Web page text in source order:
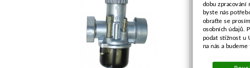
dobu zpracování
byste nás
obraťte se
osobních údajů.
podat stížnost u
na nás a